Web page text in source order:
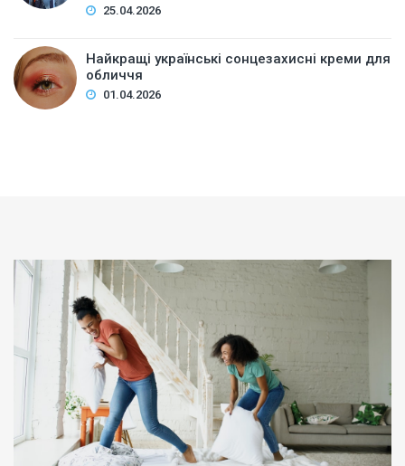
25.04.2026
Найкращі українські сонцезахисні креми для
обличчя
01.04.2026